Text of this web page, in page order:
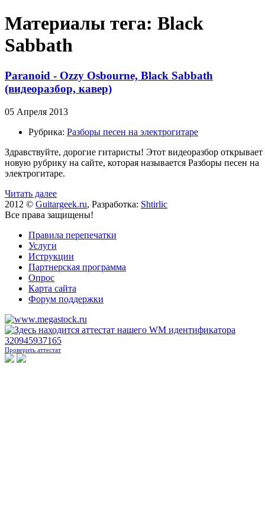
Материалы тега: Black
Sabbath
Paranoid - Ozzy Osbourne, Black Sabbath
(видеоразбор, кавер)
05 Апреля 2013
Рубрика: Разборы песен на электрогитаре
Здравствуйте, дорогие гитаристы! Этот видеоразбор открывает
новую рубрику на сайте, которая называется Разборы песен на
электрогитаре.
Читать далее
2012 © Guitargeek.ru, Разработка: Shtirlic
Все права защищены!
Правила перепечатки
Услуги
Иструкции
Партнерская программа
Опрос
Карта сайта
Форум поддержки
Проверить аттестат